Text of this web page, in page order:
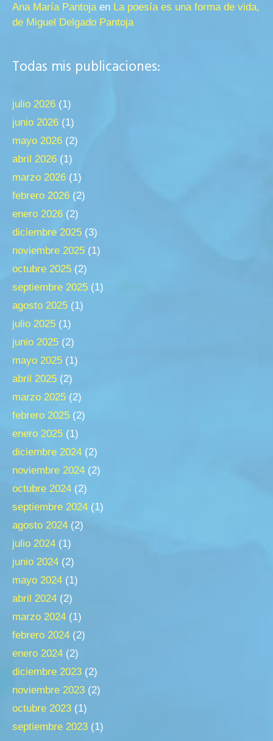
Ana María Pantoja en La poesía es una forma de vida,
de Miguel Delgado Pantoja
Todas mis publicaciones:
julio 2026 (1)
junio 2026 (1)
mayo 2026 (2)
abril 2026 (1)
marzo 2026 (1)
febrero 2026 (2)
enero 2026 (2)
diciembre 2025 (3)
noviembre 2025 (1)
octubre 2025 (2)
septiembre 2025 (1)
agosto 2025 (1)
julio 2025 (1)
junio 2025 (2)
mayo 2025 (1)
abril 2025 (2)
marzo 2025 (2)
febrero 2025 (2)
enero 2025 (1)
diciembre 2024 (2)
noviembre 2024 (2)
octubre 2024 (2)
septiembre 2024 (1)
agosto 2024 (2)
julio 2024 (1)
junio 2024 (2)
mayo 2024 (1)
abril 2024 (2)
marzo 2024 (1)
febrero 2024 (2)
enero 2024 (2)
diciembre 2023 (2)
noviembre 2023 (2)
octubre 2023 (1)
septiembre 2023 (1)